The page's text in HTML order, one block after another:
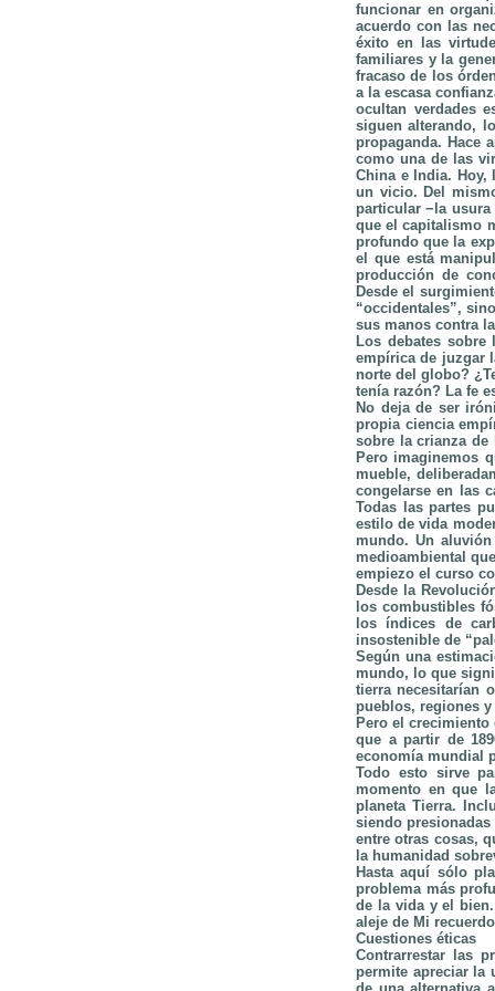
funcionar en
acuerdo con las
éxito en las
familiares y la
fracaso de los
a la escasa
ocultan verdades
siguen alterando,
propaganda. Hace
como una de las
China e India. Hoy,
un vicio. Del
particular −la
que el capitalismo
profundo que la
el que está
producción de
Desde el
“occidentales”,
sus manos contra
Los debates
empírica de juzgar
norte del globo?
tenía razón? La fe
No deja de ser
propia ciencia
sobre la crianza
Pero imaginemos
mueble,
congelarse en las
Todas las partes
estilo de vida
mundo. Un
medioambiental
empiezo el curso
Desde la
los combustibles
los índices de
insostenible de
Según una
mundo, lo que
tierra necesitarían
pueblos, regiones
Pero el
que a partir de
economía mundial
Todo esto sirve
momento en que
planeta Tierra.
siendo
entre otras cosas,
la humanidad
Hasta aquí sólo
problema más
de la vida y el
aleje de Mi
Cuestiones éticas
Contrarrestar las
permite apreciar la